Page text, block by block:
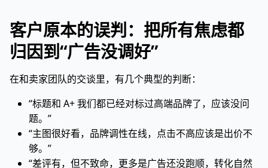
客户原本的误判：把所有焦虑都
归因到“广告没调好”
在和卖家团队的交谈里，有几个典型的判断：
“标题和 A+ 我们都已经对标过高端品牌了，应该没问
题。”
“主图很好看，品牌调性在线，点击不高应该是出价不
够。”
“差评有，但不致命，更多是广告还没跑顺，转化自然